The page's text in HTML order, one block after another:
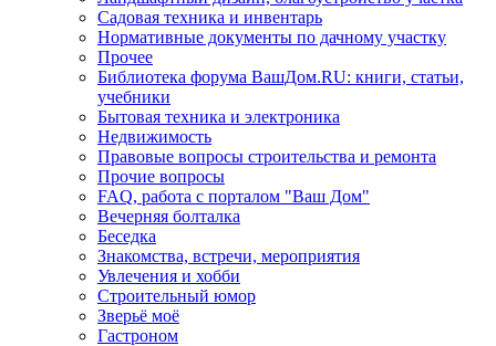
Садовая техника и инвентарь
Нормативные документы по дачному участку
Прочее
Библиотека форума ВашДом.RU: книги, статьи,
учебники
Бытовая техника и электроника
Недвижимость
Правовые вопросы строительства и ремонта
Прочие вопросы
FAQ, работа с порталом "Ваш Дом"
Вечерняя болталка
Беседка
Знакомства, встречи, мероприятия
Увлечения и хобби
Строительный юмор
Зверьё моё
Гастроном